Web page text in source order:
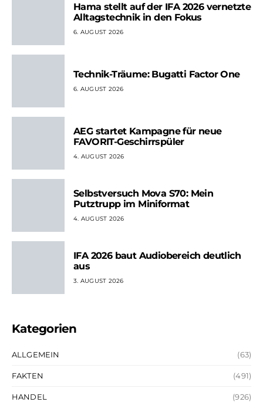
Hama stellt auf der IFA 2026 vernetzte
Alltagstechnik in den Fokus
6. AUGUST 2026
Technik-Träume: Bugatti Factor One
6. AUGUST 2026
AEG startet Kampagne für neue
FAVORIT-Geschirrspüler
4. AUGUST 2026
Selbstversuch Mova S70: Mein
Putztrupp im Miniformat
4. AUGUST 2026
IFA 2026 baut Audiobereich deutlich
aus
3. AUGUST 2026
Kategorien
ALLGEMEIN (63)
FAKTEN (491)
HANDEL (926)